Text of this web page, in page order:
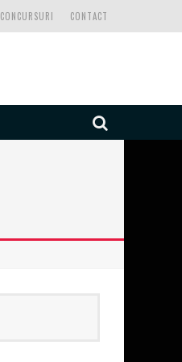
CONTACT
CONCURSURI